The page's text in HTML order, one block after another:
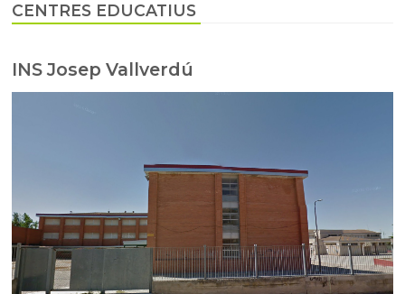
CENTRES EDUCATIUS
INS Josep Vallverdú